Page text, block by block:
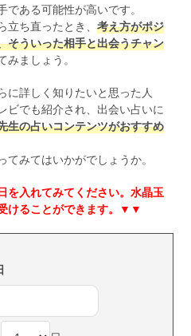
ある可能性が高いです。
立ち直ったとき、考え方がポジ
そういった相手と出会うチャン
ましょう。
に詳しく知りたいと思った人
ビでも紹介され、出会い占いに
生の占いコンテンツがおすすめ
みてはいかがでしょうか。
を入れてみてください。水晶玉
けることができます。▼▼